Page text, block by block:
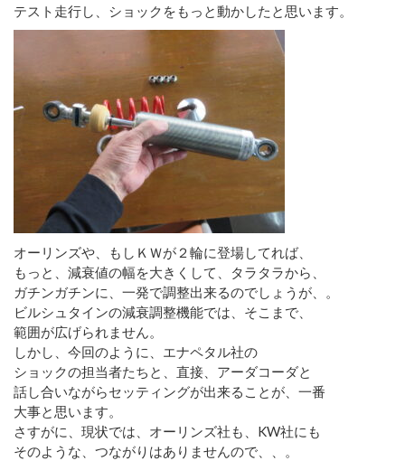
テスト走行し、ショックをもっと動かしたと思います。
オーリンズや、もしＫＷが２輪に登場してれば、
もっと、減衰値の幅を大きくして、タラタラから、
ガチンガチンに、一発で調整出来るのでしょうが、。
ビルシュタインの減衰調整機能では、そこまで、
範囲が広げられません。
しかし、今回のように、エナペタル社の
ショックの担当者たちと、直接、アーダコーダと
話し合いながらセッティングが出来ることが、一番
大事と思います。
さすがに、現状では、オーリンズ社も、KW社にも
そのような、つながりはありませんので、、。